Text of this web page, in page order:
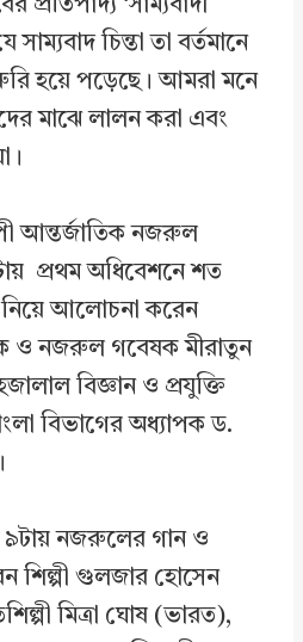
‘সাম্যবাদী
চিন্তা তা বর্তমানে
হয়ে পড়েছে। আমরা মনে
মাঝে লালন করা এবং
আন্তর্জাতিক নজরুল
প্রথম অধিবেশনে শত
নিয়ে আলোচনা করেন
ও নজরুল গবেষক মীরাতুন
বিজ্ঞান ও প্রযুক্তি
বিভাগের অধ্যাপক ড.
৯টায় নজরুলের গান ও
শিল্পী গুলজার হোসেন
মিত্রা ঘোষ (ভারত),